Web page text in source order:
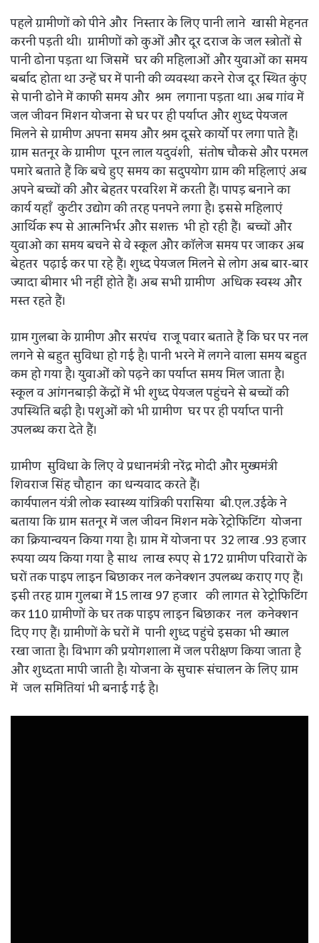
पहले ग्रामीणों को पीने और निस्तार के लिए पानी लाने खासी मेहनत
करनी पड़ती थी। ग्रामीणों को कुओं और दूर दराज के जल स्त्रोतों से
पानी ढोना पड़ता था जिसमें घर की महिलाओं और युवाओं का समय
बर्बाद होता था उन्हें घर में पानी की व्यवस्था करने रोज दूर स्थित कुंए
से पानी ढोने में काफी समय और श्रम लगाना पड़ता था। अब गांव में
जल जीवन मिशन योजना से घर पर ही पर्याप्त और शुध्द पेयजल
मिलने से ग्रामीण अपना समय और श्रम दूसरे कार्यो पर लगा पाते हैं।
ग्राम सतनूर के ग्रामीण पूरन लाल यदुवंशी, संतोष चौकसे और परमल
पमारे बताते हैं कि बचे हुए समय का सदुपयोग ग्राम की महिलाएं अब
अपने बच्चों की और बेहतर परवरिश में करती हैं। पापड़ बनाने का
कार्य यहाँ कुटीर उद्योग की तरह पनपने लगा है। इससे महिलाएं
आर्थिक रूप से आत्मनिर्भर और सशक्त भी हो रही हैं। बच्चों और
युवाओ का समय बचने से वे स्कूल और कॉलेज समय पर जाकर अब
बेहतर पढ़ाई कर पा रहे हैं। शुध्द पेयजल मिलने से लोग अब बार-बार
ज्यादा बीमार भी नहीं होते हैं। अब सभी ग्रामीण अधिक स्वस्थ और
मस्त रहते हैं।
ग्राम गुलबा के ग्रामीण और सरपंच राजू पवार बताते हैं कि घर पर नल
लगने से बहुत सुविधा हो गई है। पानी भरने में लगने वाला समय बहुत
कम हो गया है। युवाओं को पढ़ने का पर्याप्त समय मिल जाता है।
स्कूल व आंगनबाड़ी केंद्रों में भी शुध्द पेयजल पहुंचने से बच्चों की
उपस्थिति बढ़ी है। पशुओं को भी ग्रामीण घर पर ही पर्याप्त पानी
उपलब्ध करा देते हैं।
ग्रामीण सुविधा के लिए वे प्रधानमंत्री नरेंद्र मोदी और मुख्यमंत्री
शिवराज सिंह चौहान का धन्यवाद करते हैं।
कार्यपालन यंत्री लोक स्वास्थ्य यांत्रिकी परासिया बी.एल.उईके ने
बताया कि ग्राम सतनूर में जल जीवन मिशन मके रेट्रोफिटिंग योजना
का क्रियान्वयन किया गया है। ग्राम में योजना पर 32 लाख .93 हजार
रुपया व्यय किया गया है साथ लाख रुपए से 172 ग्रामीण परिवारों के
घरों तक पाइप लाइन बिछाकर नल कनेक्शन उपलब्ध कराए गए हैं।
इसी तरह ग्राम गुलबा में 15 लाख 97 हजार की लागत से रेट्रोफिटिंग
कर 110 ग्रामीणों के घर तक पाइप लाइन बिछाकर नल कनेक्शन
दिए गए हैं। ग्रामीणों के घरों में पानी शुध्द पहुंचे इसका भी ख्याल
रखा जाता है। विभाग की प्रयोगशाला में जल परीक्षण किया जाता है
और शुध्दता मापी जाती है। योजना के सुचारू संचालन के लिए ग्राम
में जल समितियां भी बनाई गई है।